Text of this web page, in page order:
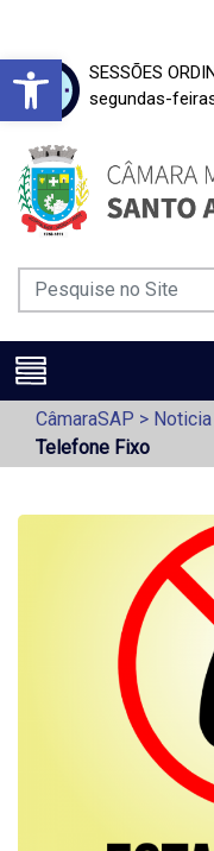
Barra de
SESSÕES
segundas-
CâmaraSAP > Noticia
Telefone Fixo